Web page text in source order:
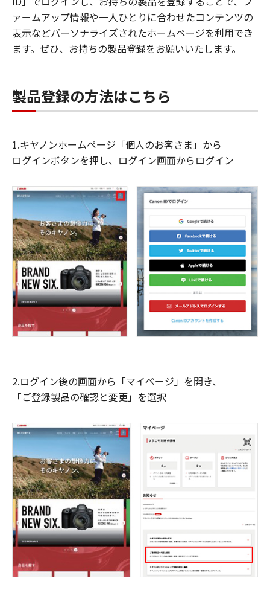
ァームアップ情報や一人ひとりに合わせたコンテンツの
表示などパーソナライズされたホームページを利用でき
ます。ぜひ、お持ちの製品登録をお願いいたします。
製品登録の方法はこちら
1.キヤノンホームページ「個人のお客さま」から
ログインボタンを押し、ログイン画面からログイン
2.ログイン後の画面から「マイページ」を開き、
「ご登録製品の確認と変更」を選択